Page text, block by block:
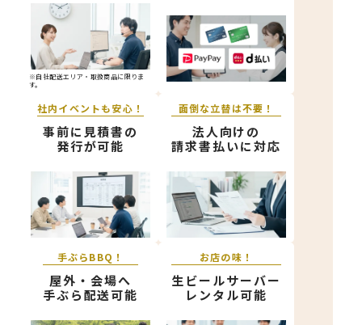
※自社配送エリア・取扱商品に限りま
す。
社内イベントも安心！
事前に見積書の
発行が可能
面倒な立替は不要！
法人向けの
請求書払いに対応
手ぶらBBQ！
屋外・会場へ
手ぶら配送可能
お店の味！
生ビールサーバー
レンタル可能